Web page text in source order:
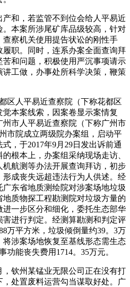
和，若监管不到位会给人平易近
本案所涉尾矿库品级较高，针对
察机关使用提告状讼的刚性手
职。同时，连系办案全面查询拜
和问题，积极使用严沉事项请示
工做，办事处所科学决策，鞭策
人平易近查察院（下称花都区
本案线索，因案卷显示案情复
市人平易近查察院（下称广州市
市院成立两级院办案组，启动平
，于2017年9月29日发出诉前通
根本上，办案组采纳现场走访、
航测等办法开展查询拜访，初步
成丧失远超违法行为人供述。经
东省地质测绘院对涉案场地垃圾
质物探工程勘测院对垃圾方量的
一步区分和细化，委托生态部华
进行判定。经测算勘测和判定评
万平方米，垃圾倾倒量约39。3万
将涉案场地恢复至基线形态需生态
功能丧失费用1714。35万元。
钦州某锰业无限公司正在没有打
处置废料运营勾当谋取好处。广